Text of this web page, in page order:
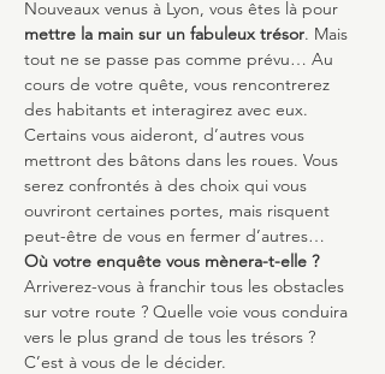
Nouveaux venus à Lyon, vous êtes là pour
mettre la main sur un fabuleux trésor. Mais
tout ne se passe pas comme prévu… Au
cours de votre quête, vous rencontrerez
des habitants et interagirez avec eux.
Certains vous aideront, d’autres vous
mettront des bâtons dans les roues. Vous
serez confrontés à des choix qui vous
ouvriront certaines portes, mais risquent
peut-être de vous en fermer d’autres…
Où votre enquête vous mènera-t-elle ?
Arriverez-vous à franchir tous les obstacles
sur votre route ? Quelle voie vous conduira
vers le plus grand de tous les trésors ?
C’est à vous de le décider.